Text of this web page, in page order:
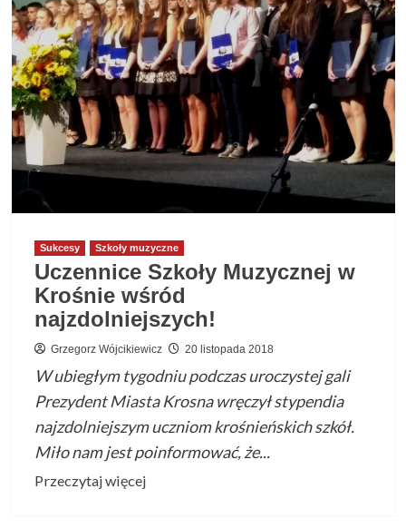
Międzypowiatowy
Konkurs
Kultury
Muzycznej
Sukcesy Szkoły muzyczne
Uczennice Szkoły Muzycznej w
Krośnie wśród
najzdolniejszych!
Grzegorz Wójcikiewicz 20 listopada 2018
W ubiegłym tygodniu podczas uroczystej gali
Prezydent Miasta Krosna wręczył stypendia
najzdolniejszym uczniom krośnieńskich szkół.
Miło nam jest poinformować, że...
Przeczytaj więcejPrzeczytaj